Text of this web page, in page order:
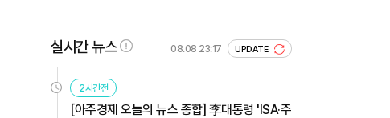
실시간 뉴스 08.08 23:17 UPDATE
2시간전
[아주경제 오늘의 뉴스 종합] 李대통령 'ISA·주